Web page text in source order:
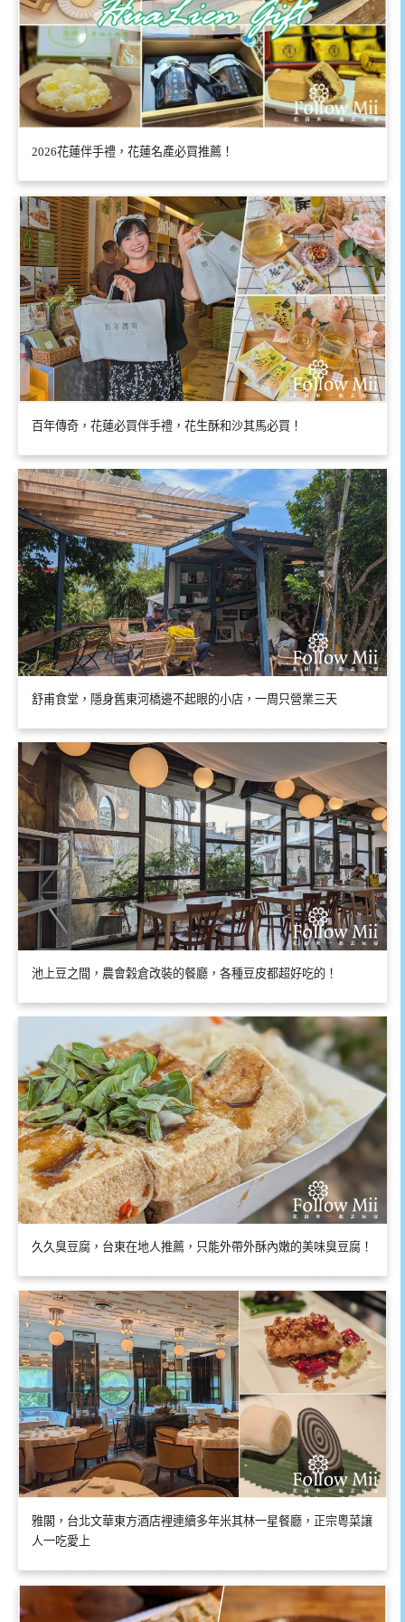
2026花蓮伴手禮，花蓮名產必買推薦！
百年傳奇，花蓮必買伴手禮，花生酥和沙其馬必買！
舒甫食堂，隱身舊東河橋邊不起眼的小店，一周只營業三天
池上豆之間，農會穀倉改裝的餐廳，各種豆皮都超好吃的！
久久臭豆腐，台東在地人推薦，只能外帶外酥內嫩的美味臭豆腐！
雅閣，台北文華東方酒店裡連續多年米其林一星餐廳，正宗粵菜讓
人一吃愛上